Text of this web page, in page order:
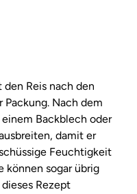
Reis nach den
Nach dem
Backblech oder
damit er
Feuchtigkeit
können sogar übrig
Rezept